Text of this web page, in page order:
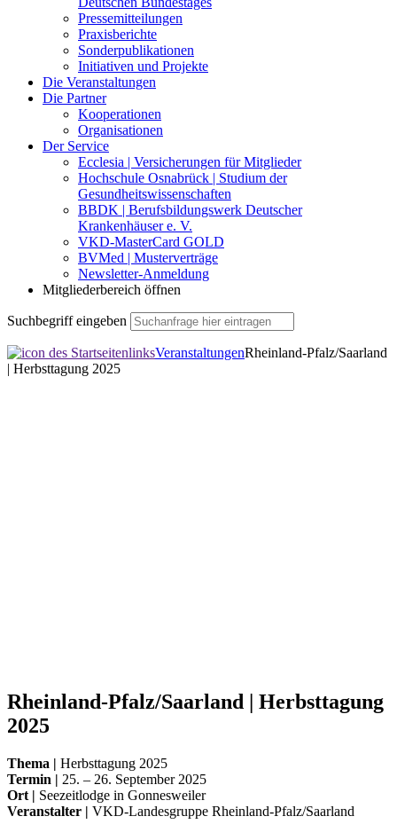
Pressemitteilungen
Praxisberichte
Sonderpublikationen
Initiativen und Projekte
Die Veranstaltungen
Die Partner
Kooperationen
Organisationen
Der Service
Ecclesia | Versicherungen für Mitglieder
Hochschule Osnabrück | Studium der
Gesundheitswissenschaften
BBDK | Berufsbildungswerk Deutscher
Krankenhäuser e. V.
VKD-MasterCard GOLD
BVMed | Musterverträge
Newsletter-Anmeldung
Mitgliederbereich öffnen
Suchbegriff eingeben
VeranstaltungenRheinland-Pfalz/Saarland
| Herbsttagung 2025
Rheinland-Pfalz/Saarland | Herbsttagung
2025
Thema | Herbsttagung 2025
Termin | 25. – 26. September 2025
Ort | Seezeitlodge in Gonnesweiler
Veranstalter | VKD-Landesgruppe Rheinland-Pfalz/Saarland